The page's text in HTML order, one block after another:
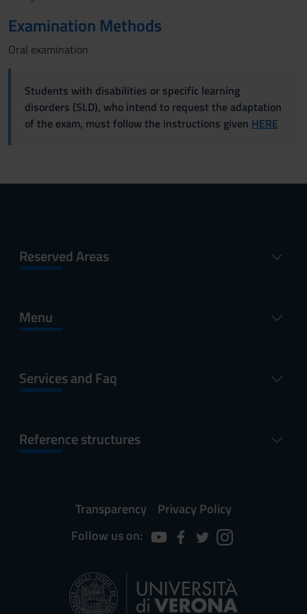
Examination Methods
Oral examination
Students with disabilities or specific learning
disorders (SLD), who intend to request the adaptation
of the exam, must follow the instructions given HERE
Reserved Areas
Menu
Services and Faq
Reference structures
Transparency
Privacy Policy
Follow us on: